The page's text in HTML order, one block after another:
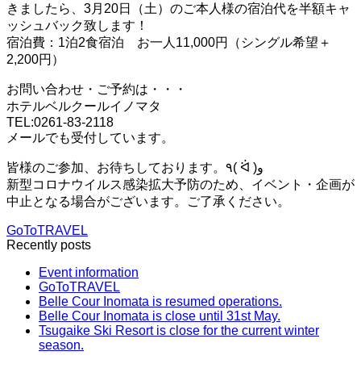
きましたら、3月20日（土）のご本人様の宿泊代を半額キャ
ッシュバック致します！
宿泊費：1泊2食宿泊 お一人11,000円（シングル希望＋
2,200円）
お問い合わせ・ご予約は・・・
ホテルベルクールイノマタ
TEL:0261-83-2118
メールでも受付しています。
皆様のご参加、お待ちしております。٩( ᐛ )و
新型コロナウイルス感染拡大予防のため、イベント・企画が
中止となる場合がございます。ご了承ください。
GoToTRAVEL
Recently posts
Event information
GoToTRAVEL
Belle Cour Inomata is resumed operations.
Belle Cour Inomata is close until 31st May.
Tsugaike Ski Resort is close for the current winter
season.